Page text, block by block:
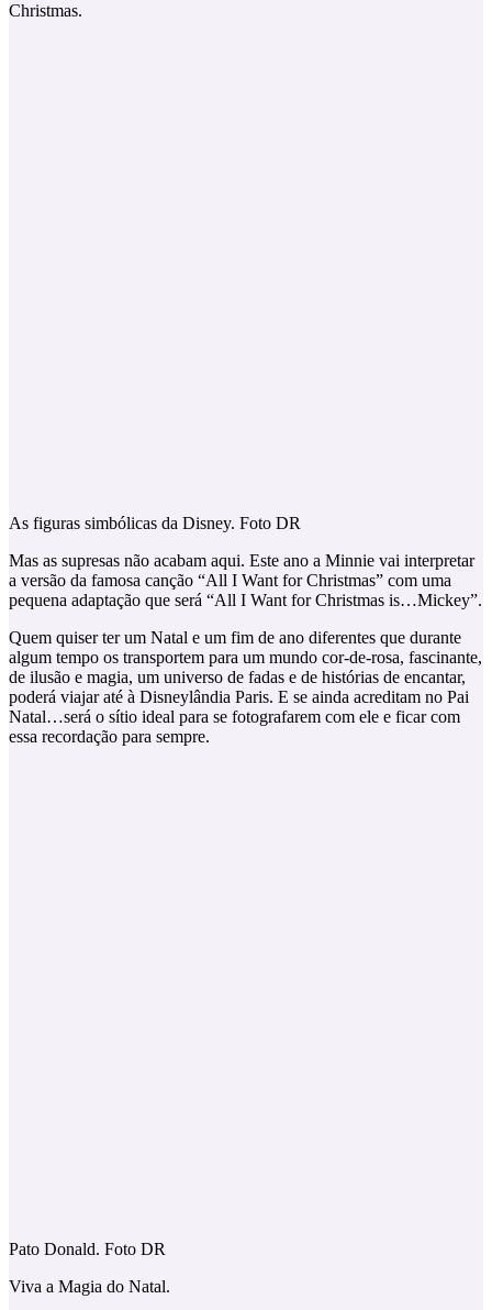
Christmas.
As figuras simbólicas da Disney. Foto DR
Mas as supresas não acabam aqui. Este ano a Minnie vai interpretar
a versão da famosa canção “All I Want for Christmas” com uma
pequena adaptação que será “All I Want for Christmas is…Mickey”.
Quem quiser ter um Natal e um fim de ano diferentes que durante
algum tempo os transportem para um mundo cor-de-rosa, fascinante,
de ilusão e magia, um universo de fadas e de histórias de encantar,
poderá viajar até à Disneylândia Paris. E se ainda acreditam no Pai
Natal…será o sítio ideal para se fotografarem com ele e ficar com
essa recordação para sempre.
Pato Donald. Foto DR
Viva a Magia do Natal.